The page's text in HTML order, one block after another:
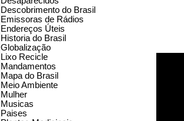
Descobrimento do Brasil
Emissoras de Rádios
Endereços Úteis
Historia do Brasil
Globalização
Lixo Recicle
Mandamentos
Mapa do Brasil
Meio Ambiente
Mulher
Musicas
Paises